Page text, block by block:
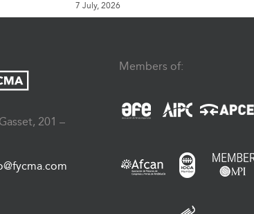
7 July, 2026
201 –
Members of: